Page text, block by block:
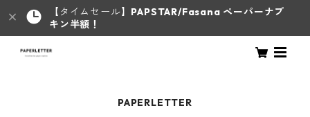
【タイムセール】 PAPSTAR/Fasana ペーパーナプ
キン半額！
PAPERLETTER